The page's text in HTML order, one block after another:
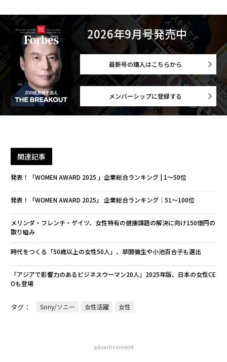
2026年9月号発売中
最新号の購入はこちらから
メンバーシップに登録する
関連記事
発表！「WOMEN AWARD 2025 」企業総合ランキング | 1〜50位
発表！「WOMEN AWARD 2025」 企業総合ランキング｜51〜100位
メリンダ・フレンチ・ゲイツ、女性特有の健康課題の解決に向け150億円の
取り組み
時代をつくる「50歳以上の女性50人」、草間彌生や小池百合子も選出
「アジアで影響力のあるビジネスウーマン20人」2025年版、日本の女性CE
Oも登場
タグ： Sony/ソニー 女性活躍 女性
advertisement